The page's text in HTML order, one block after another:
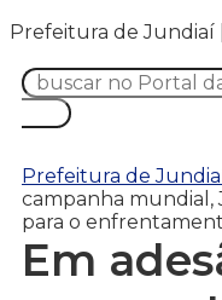
Prefeitura de Jundiaí
Prefeitura de
campanha mundial,
para o
Em